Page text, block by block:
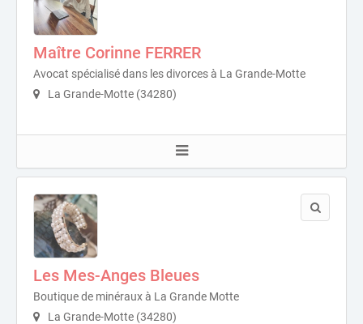
Maître Corinne FERRER
Avocat spécialisé dans les divorces à La Grande-Motte
La Grande-Motte (34280)
Les Mes-Anges Bleues
Boutique de minéraux à La Grande Motte
La Grande-Motte (34280)